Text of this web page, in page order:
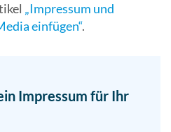
„Impressum und
einfügen“.
Impressum für Ihr